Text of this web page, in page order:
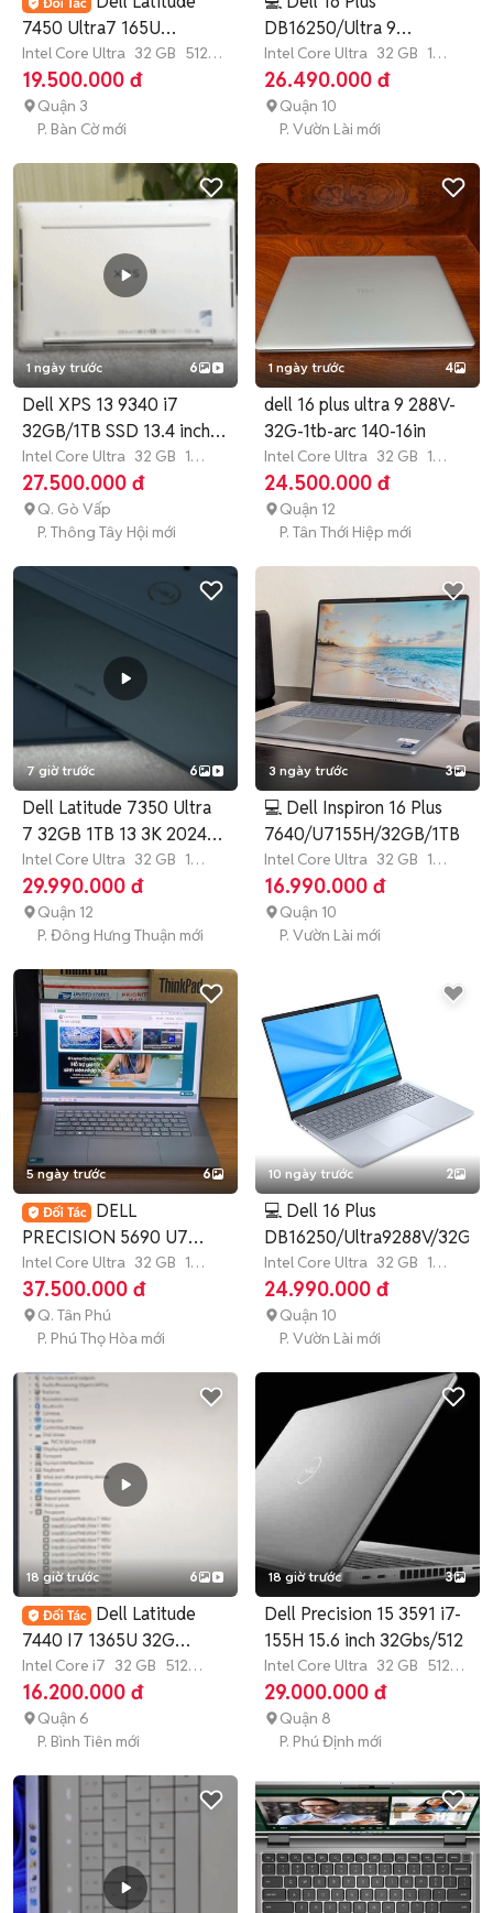
7450 Ultra7 165U
32GB/512GB/14"2.5K
Intel Core Ultra 32 GB 512
GB SSD
19.500.000 đ
Quận 3
P. Bàn Cờ mới
DB16250/Ultra 9
288V/32GB/1TB/Touch
Intel Core Ultra 32 GB 1
TB
SSD
26.490.000 đ
Quận 10
P. Vườn Lài mới
1 ngày trước 6
Dell XPS 13 9340 i7
32GB/1TB SSD 13.4 inch
Bạc
Intel Core Ultra 32 GB 1
TB
SSD
27.500.000 đ
Q. Gò Vấp
P. Thông Tây Hội mới
1 ngày trước 4
dell 16 plus ultra 9 288V-
32G-1tb-arc 140-16in
Intel Core Ultra 32 GB 1
TB
SSD
24.500.000 đ
Quận 12
P. Tân Thới Hiệp mới
7 giờ trước 6
Dell Latitude 7350 Ultra
7 32GB 1TB 13 3K 2024
USA
Intel Core Ultra 32 GB 1
TB SSD
29.990.000 đ
Quận 12
P. Đông Hưng Thuận mới
3 ngày trước 3
💻 Dell Inspiron 16 Plus
7640/U7155H/32GB/1TB
Intel Core Ultra 32 GB 1
TB SSD
16.990.000 đ
Quận 10
P. Vườn Lài mới
5 ngày trước 6
DELL
PRECISION 5690 U7
165H 32G 1T 16 IN FHD
A2000
Intel Core Ultra 32 GB 1
TB
SSD
37.500.000 đ
Q. Tân Phú
P. Phú Thọ Hòa mới
10 ngày trước 2
💻 Dell 16 Plus
DB16250/Ultra9288V/32GB/
Intel Core Ultra 32 GB 1
TB
SSD
24.990.000 đ
Quận 10
P. Vườn Lài mới
18 giờ trước 6
Dell Latitude
7440 I7 1365U 32G
512GB 14"FHD+ 99%
Intel Core i7 32 GB 512
GB SSD
16.200.000 đ
Quận 6
P. Bình Tiên mới
18 giờ trước 3
Dell Precision 15 3591 i7-
155H 15.6 inch 32Gbs/512
Intel Core Ultra 32 GB 512
GB SSD
29.000.000 đ
Quận 8
P. Phú Định mới